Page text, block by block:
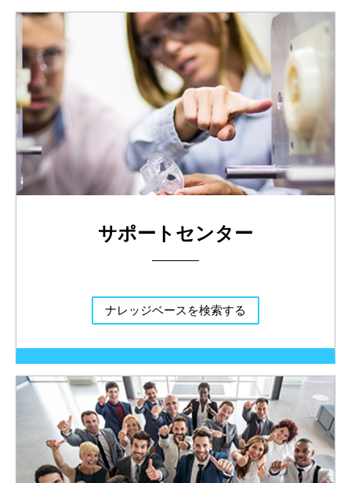
サポートセンター
ナレッジベースを検索する